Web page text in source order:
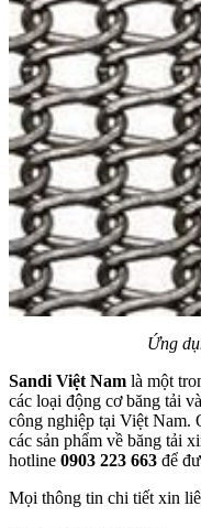
Ứng
Sandi Việt Nam là một
các loại động cơ băng tải
công nghiệp tại Việt Nam.
các sản phẩm về băng tải
hotline 0903 223 663 để
Mọi thông tin chi tiết xin